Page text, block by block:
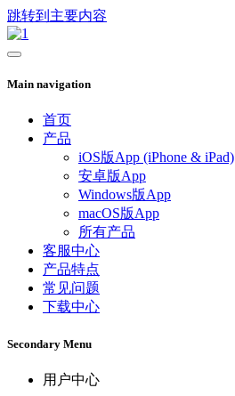
跳转到主要内容
Main navigation
首页
产品
iOS版App (iPhone & iPad)
安卓版App
Windows版App
macOS版App
所有产品
客服中心
产品特点
常见问题
下载中心
Secondary Menu
用户中心